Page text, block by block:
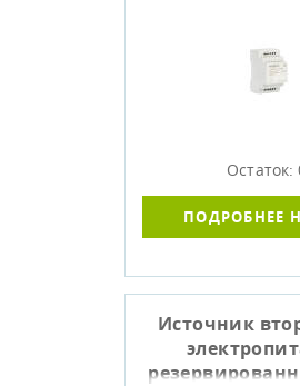
Остаток:
ПОДРОБНЕЕ
Источник